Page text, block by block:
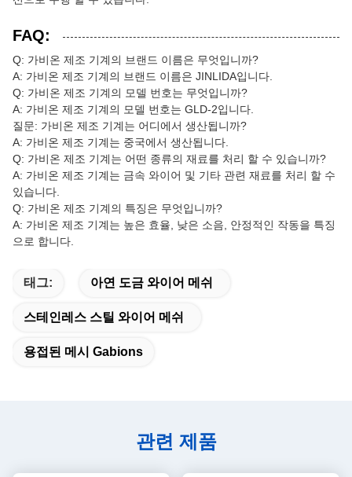
FAQ:
Q: 가비온 제조 기계의 브랜드 이름은 무엇입니까?
A: 가비온 제조 기계의 브랜드 이름은 JINLIDA입니다.
Q: 가비온 제조 기계의 모델 번호는 무엇입니까?
A: 가비온 제조 기계의 모델 번호는 GLD-2입니다.
질문: 가비온 제조 기계는 어디에서 생산됩니까?
A: 가비온 제조 기계는 중국에서 생산됩니다.
Q: 가비온 제조 기계는 어떤 종류의 재료를 처리 할 수 있습니까?
A: 가비온 제조 기계는 금속 와이어 및 기타 관련 재료를 처리 할 수
있습니다.
Q: 가비온 제조 기계의 특징은 무엇입니까?
A: 가비온 제조 기계는 높은 효율, 낮은 소음, 안정적인 작동을 특징
으로 합니다.
태그: 아연 도금 와이어 메쉬
스테인레스 스틸 와이어 메쉬
용접된 메시 Gabions
관련 제품